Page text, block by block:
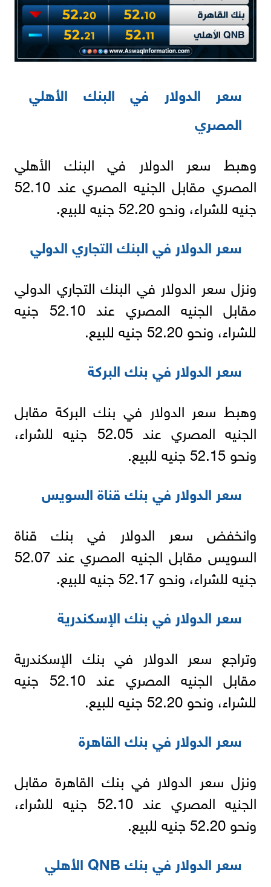
سعر الدولار في البنك الأهلي
المصري
وهبط سعر الدولار في البنك الأهلي
المصري مقابل الجنيه المصري عند 52.10
جنيه للشراء، ونحو 52.20 جنيه للبيع.
سعر الدولار في البنك التجاري الدولي
ونزل سعر الدولار في البنك التجاري الدولي
مقابل الجنيه المصري عند 52.10 جنيه
للشراء، ونحو 52.20 جنيه للبيع.
سعر الدولار في بنك البركة
وهبط سعر الدولار في بنك البركة مقابل
الجنيه المصري عند 52.05 جنيه للشراء،
ونحو 52.15 جنيه للبيع.
سعر الدولار في بنك قناة السويس
وانخفض سعر الدولار في بنك قناة
السويس مقابل الجنيه المصري عند 52.07
جنيه للشراء، ونحو 52.17 جنيه للبيع.
سعر الدولار في بنك الإسكندرية
وتراجع سعر الدولار في بنك الإسكندرية
مقابل الجنيه المصري عند 52.10 جنيه
للشراء، ونحو 52.20 جنيه للبيع.
سعر الدولار في بنك القاهرة
ونزل سعر الدولار في بنك القاهرة مقابل
الجنيه المصري عند 52.10 جنيه للشراء،
ونحو 52.20 جنيه للبيع.
سعر الدولار في بنك QNB الأهلي